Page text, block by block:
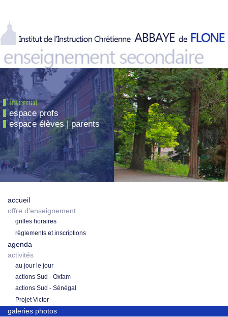
internat
espace profs
espace élèves | parents
accueil
offre d'enseignement
grilles horaires
règlements et inscriptions
agenda
activités
au jour le jour
actions Sud - Oxfam
actions Sud - Sénégal
Projet Victor
galeries photos